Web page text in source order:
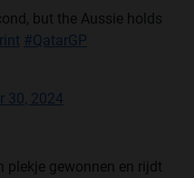
but the Aussie holds
#QatarGP
30, 2024
plekje gewonnen en rijdt